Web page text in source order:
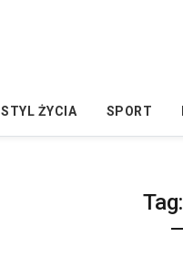
STYL ŻYCIA SPORT
Tag: